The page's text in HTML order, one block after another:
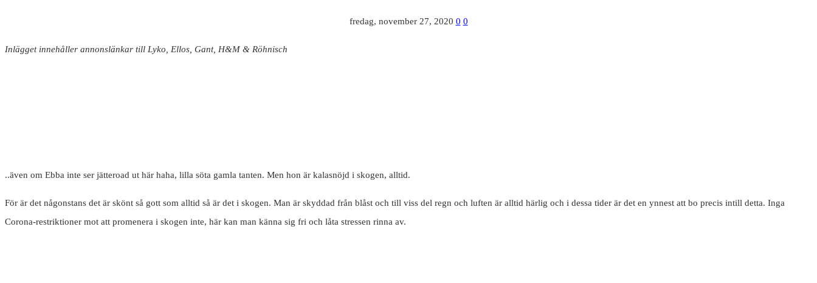
fredag, november 27, 2020 0 0
Inlägget innehåller annonslänkar till Lyko, Ellos, Gant, H&M & Röhnisch
..även om Ebba inte ser jätteroad ut här haha, lilla söta gamla tanten. Men hon är kalasnöjd i skogen, alltid.
För är det någonstans det är skönt så gott som alltid så är det i skogen. Man är skyddad från blåst och till viss del regn och luften är alltid härlig och i dessa tider är det en ynnest att bo precis intill detta. Inga
Corona-restriktioner mot att promenera i skogen inte, här kan man känna sig fri och låta stressen rinna av.